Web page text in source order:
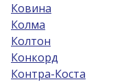
Ковина
Колма
Колтон
Конкорд
Контра-Коста